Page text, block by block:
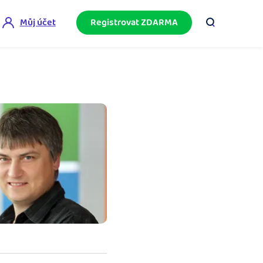
akademii.
poradna
se komunity na fakturaci, daně či
Můj účet Registrovat ZDARMA